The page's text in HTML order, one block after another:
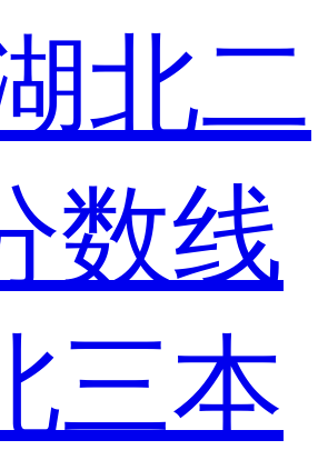
北二
数线
三本